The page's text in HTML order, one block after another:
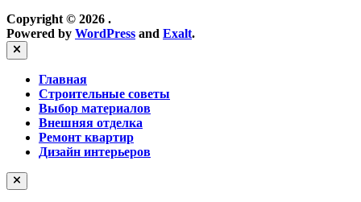
Copyright © 2026 .
Powered by WordPress and Exalt.
Close
Главная
Строительные советы
Выбор материалов
Внешняя отделка
Ремонт квартир
Дизайн интерьеров